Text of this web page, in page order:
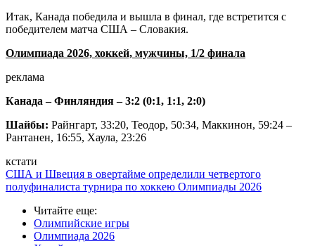
Итак, Канада победила и вышла в финал, где встретится с
победителем матча США – Словакия.
Олимпиада 2026, хоккей, мужчины, 1/2 финала
реклама
Канада – Финляндия – 3:2 (0:1, 1:1, 2:0)
Шайбы: Райнгарт, 33:20, Теодор, 50:34, Маккинон, 59:24 –
Рантанен, 16:55, Хаула, 23:26
кстати
США и Швеция в овертайме определили четвертого
полуфиналиста турнира по хоккею Олимпиады 2026
Читайте еще:
Олимпийские игры
Олимпиада 2026